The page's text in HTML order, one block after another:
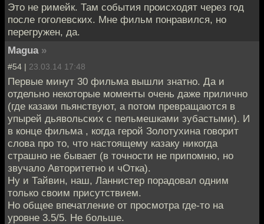
Это не римейк. Там события происходят через год
после гоголевских. Мне фильм понравился, но
перегружен, да.
Magua »
#54 | 23.03.14 17:48
Первые минут 30 фильма вышли знатно. Да и
отдельно некоторые моменты очень даже прилично
(где казаки пьянствуют, а потом превращаются в
упырей дьявольских с пельмешками зубастыми). И
в конце фильма , когда герой Золотухина говорит
слова про то, что настоящему казаку никогда
страшно не бывает (в точности не припомню, но
звучало Авторитетно и чОтка).
Ну и Тайвин, наш, Ланнистер порадовал одним
только своим присутствием.
Но общее впечатление от просмотра где-то на
уровне 3.5/5. Не больше.